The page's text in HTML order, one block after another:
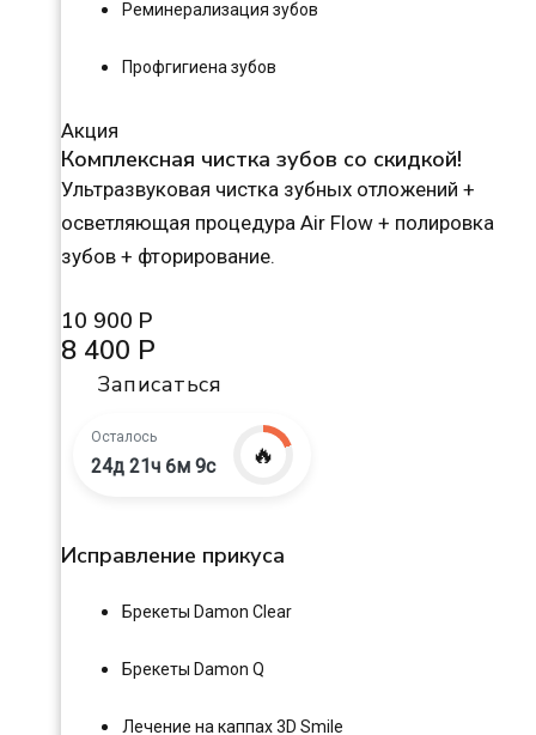
Реминерализация зубов
Профгигиена зубов
Акция
Комплексная чистка зубов со скидкой!
Ультразвуковая чистка зубных отложений +
осветляющая процедура Air Flow + полировка
зубов + фторирование.
10 900 Р
8 400 Р
Записаться
Осталось
24д 21ч 6м 8с 🔥
Исправление прикуса
Брекеты Damon Clear
Брекеты Damon Q
Лечение на каппах 3D Smile